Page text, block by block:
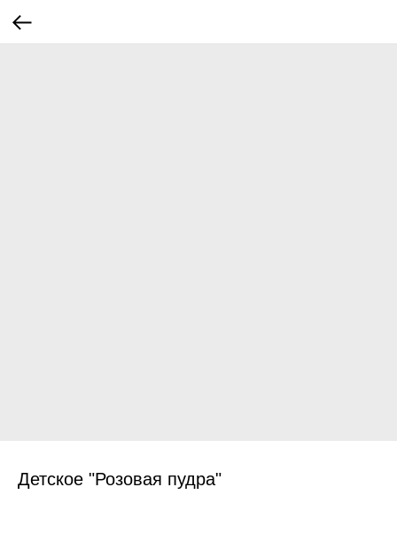
Детское "Розовая пудра"